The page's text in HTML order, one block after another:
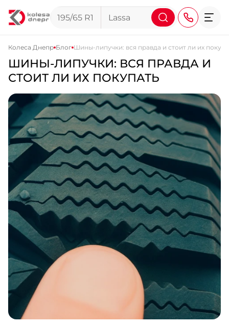
+38 (068) 911-911-4
+38 (067) 113-44-44
+38 (095) 276-44-44
+38 (067) 911-14-14
- на Щепкина
+38 (098) 911-911-0
- на Тополе
+38 (098) 911-911-4
- на Калиновой
+38 (077) 7-184-184
- Донецкое шоссе
+38 (050)-911-911-2
- Щепкина
+38 (099)-643-33-77
- Тополь
+38 (068)-923-74-19
- Калиновая
Колеса Днепр Блог Шины-липучки: вся правда и стоит ли их
ШИНЫ-ЛИПУЧКИ: ВСЯ ПРАВДА И
СТОИТ ЛИ ИХ ПОКУПАТЬ